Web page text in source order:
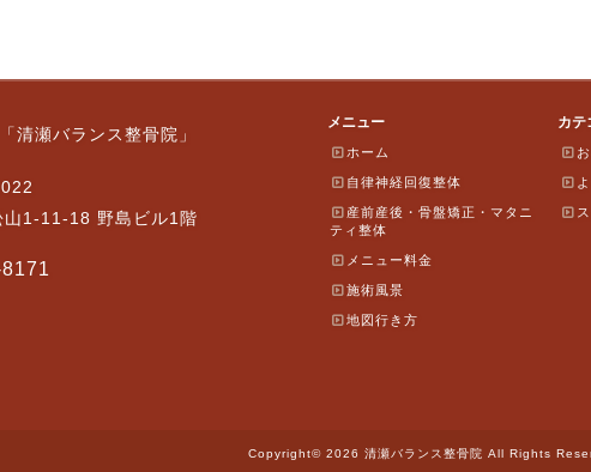
約状
2021-01-23
清瀬バランス整骨院」
山1-11-18 野島ビル1階
メニュー
ホーム
自律神経回復整体
産前産後・骨盤矯正・マタニ
ティ整体
メニュー料金
施術風景
地図行き方
カテ
Copyright© 2026 清瀬バランス整骨院 All Rights